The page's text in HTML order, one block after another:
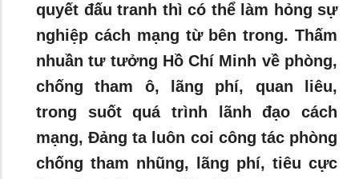
quyết đấu tranh thì có thể làm hỏng sự
nghiệp cách mạng từ bên trong. Thấm
nhuần tư tưởng Hồ Chí Minh về phòng,
chống tham ô, lãng phí, quan liêu,
trong suốt quá trình lãnh đạo cách
mạng, Đảng ta luôn coi công tác phòng
chống tham nhũng, lãng phí, tiêu cực